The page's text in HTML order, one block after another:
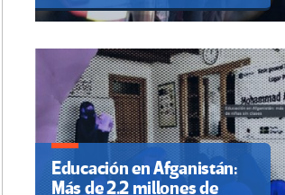
Educación en Afganistán:
Más de 2.2 millones de